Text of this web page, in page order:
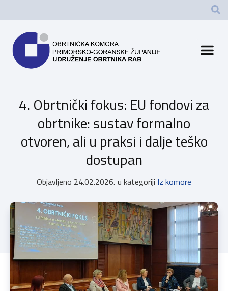
4. Obrtnički fokus: EU fondovi za
obrtnike: sustav formalno
otvoren, ali u praksi i dalje teško
dostupan
Objavljeno 24.02.2026. u kategoriji Iz komore